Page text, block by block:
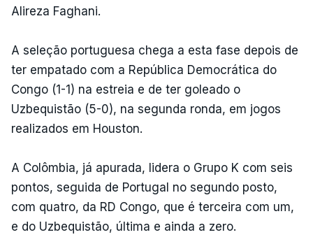
Alireza Faghani.
A seleção portuguesa chega a esta fase depois de
ter empatado com a República Democrática do
Congo (1-1) na estreia e de ter goleado o
Uzbequistão (5-0), na segunda ronda, em jogos
realizados em Houston.
A Colômbia, já apurada, lidera o Grupo K com seis
pontos, seguida de Portugal no segundo posto,
com quatro, da RD Congo, que é terceira com um,
e do Uzbequistão, última e ainda a zero.